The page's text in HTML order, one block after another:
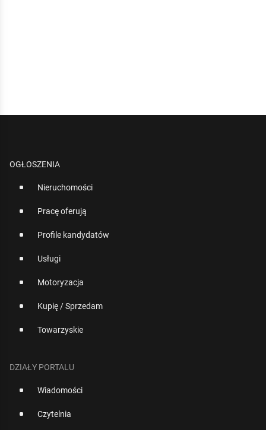
OGŁOSZENIA
Nieruchomości
Pracę oferują
Profile kandydatów
Usługi
Motoryzacja
Kupię / Sprzedam
Towarzyskie
DZIAŁY PORTALU
Wiadomości
Czytelnia